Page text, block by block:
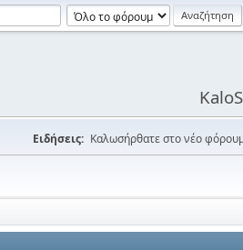
Ειδήσεις: Καλωσήρθατε στο νέο